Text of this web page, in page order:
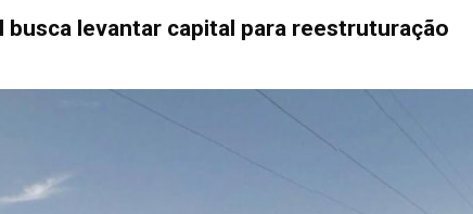
busca levantar capital para reestruturação